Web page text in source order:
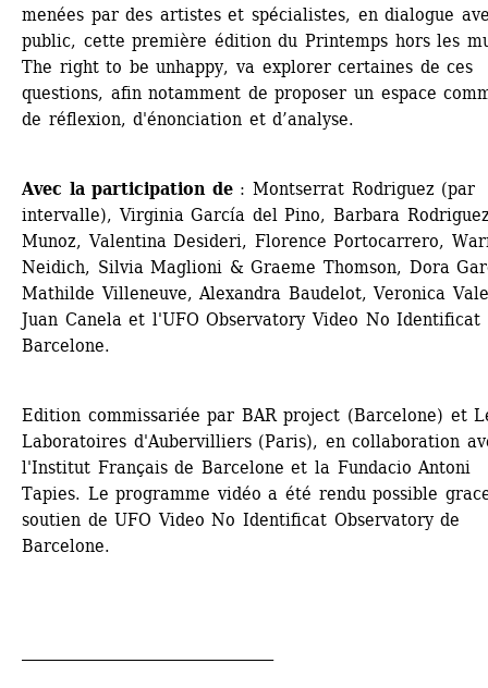
menées par des artistes et spécialistes, en dialogue
public, cette première édition du Printemps hors les
The right to be unhappy, va explorer certaines de ces
questions, afin notamment de proposer un espace
de réflexion, d'énonciation et d’analyse.
Avec la participation de: Montserrat Rodriguez (par
intervalle), Virginia García del Pino, Barbara
Munoz, Valentina Desideri, Florence Portocarrero,
Neidich, Silvia Maglioni & Graeme Thomson, Dora
Mathilde Villeneuve, Alexandra Baudelot, Veronica
Juan Canela et l'UFO Observatory Video No Identificat
Barcelone.
Edition commissariée par BAR project (Barcelone) et
Laboratoires d'Aubervilliers (Paris), en collaboration
l'Institut Français de Barcelone et la Fundacio Antoni
Tapies. Le programme vidéo a été rendu possible
soutien de UFO Video No Identificat Observatory de
Barcelone.